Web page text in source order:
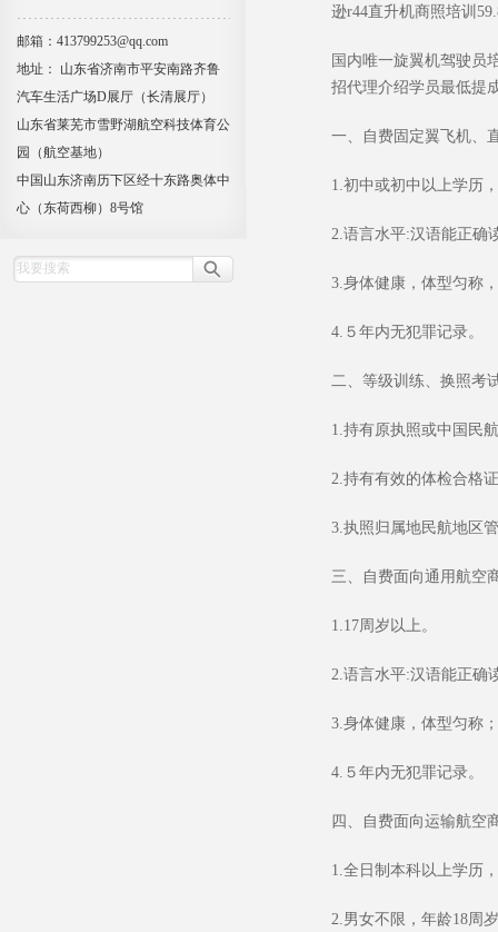
邮箱：413799253@qq.com
地址： 山东省济南市平安南路齐鲁
汽车生活广场D展厅（长清展厅）
山东省莱芜市雪野湖航空科技体育公
园（航空基地）
中国山东济南历下区经十东路奥体中
心（东荷西柳）8号馆
逊r44直升机商照培训
国内唯一旋翼机驾驶员
招代理介绍学员最低提
一、自费固定翼飞机、
1.初中或初中以上学历，
2.语言水平:汉语能正确
3.身体健康，体型匀称
4. ５年内无犯罪记录。
二、等级训练、换照考
1.持有原执照或中国民
2.持有有效的体检合格
3.执照归属地民航地区
三、自费面向通用航空
1.17周岁以上。
2.语言水平:汉语能正确
3.身体健康，体型匀称
4. ５年内无犯罪记录。
四、自费面向运输航空
1.全日制本科以上学历
2.男女不限，年龄18周岁